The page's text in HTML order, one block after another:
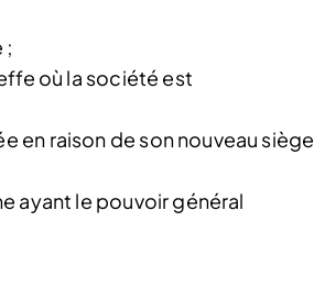
;
où la société est
en raison de son nouveau siège
ayant le pouvoir général